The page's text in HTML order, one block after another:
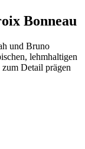
Bonneau
und Bruno
lehmhaltigen
Detail prägen